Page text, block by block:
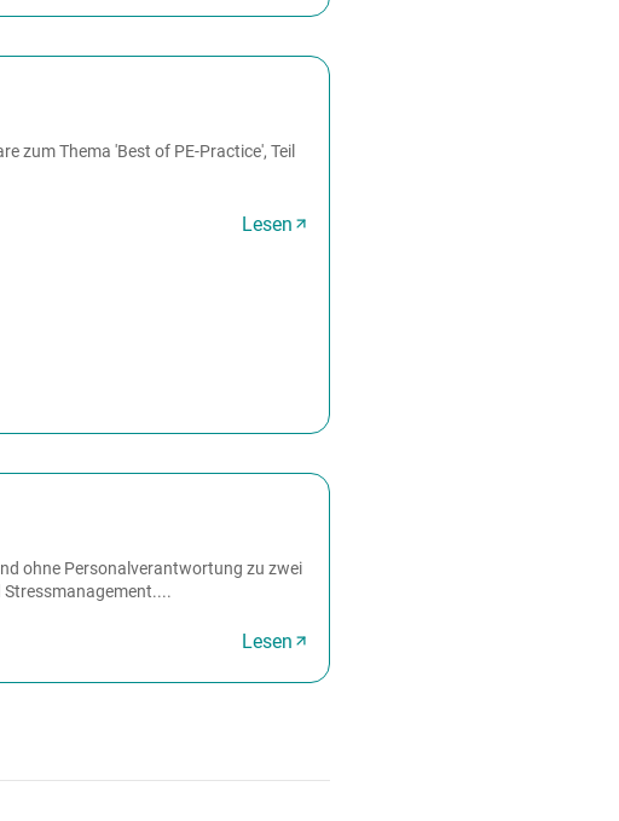
zum Thema 'Best of PE-Practice', Teil
Lesen
ohne Personalverantwortung zu zwei
Stressmanagement....
Lesen